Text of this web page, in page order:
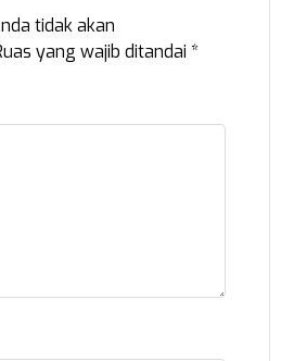
tidak akan
yang wajib ditandai*